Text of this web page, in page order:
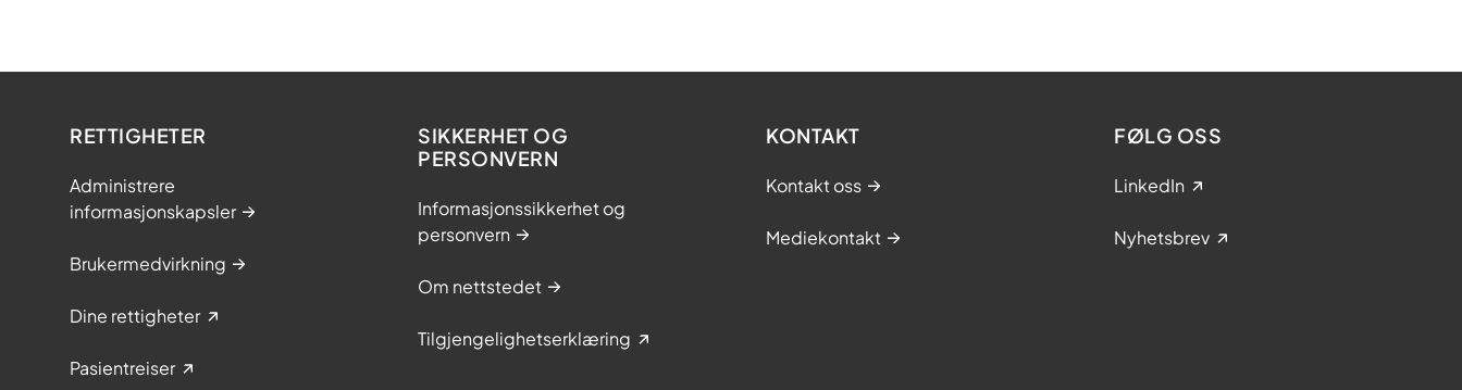
RETTIGHETER
Administrere
informasjonskapsler
Brukermedvirkning
Dine rettigheter
Pasientreiser
SIKKERHET OG
PERSONVERN
Informasjonssikkerhet og
personvern
Om nettstedet
Tilgjengelighetserklæring
KONTAKT
Kontakt oss
Mediekontakt
FØLG OSS
LinkedIn
Nyhetsbrev